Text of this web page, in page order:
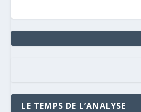
LE TEMPS DE L’ANALYSE